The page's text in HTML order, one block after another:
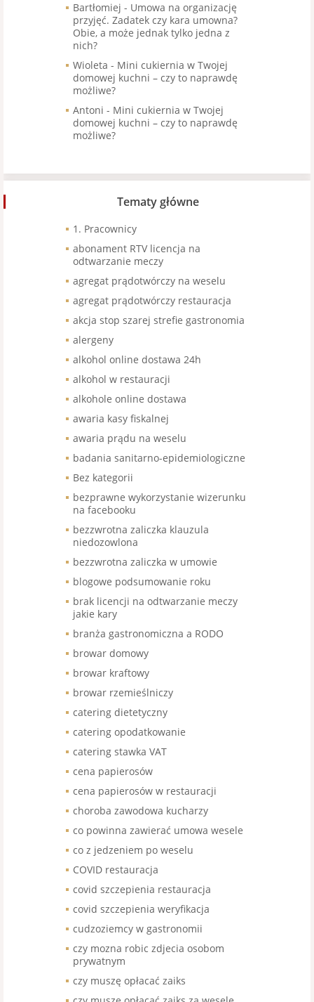
Bartłomiej - Umowa na organizację
przyjęć. Zadatek czy kara umowna?
Obie, a może jednak tylko jedna z
nich?
Wioleta - Mini cukiernia w Twojej
domowej kuchni – czy to naprawdę
możliwe?
Antoni - Mini cukiernia w Twojej
domowej kuchni – czy to naprawdę
możliwe?
Tematy główne
1. Pracownicy
abonament RTV licencja na
odtwarzanie meczy
agregat prądotwórczy na weselu
agregat prądotwórczy restauracja
akcja stop szarej strefie gastronomia
alergeny
alkohol online dostawa 24h
alkohol w restauracji
alkohole online dostawa
awaria kasy fiskalnej
awaria prądu na weselu
badania sanitarno-epidemiologiczne
Bez kategorii
bezprawne wykorzystanie wizerunku
na facebooku
bezzwrotna zaliczka klauzula
niedozowlona
bezzwrotna zaliczka w umowie
blogowe podsumowanie roku
brak licencji na odtwarzanie meczy
jakie kary
branża gastronomiczna a RODO
browar domowy
browar kraftowy
browar rzemieślniczy
catering dietetyczny
catering opodatkowanie
catering stawka VAT
cena papierosów
cena papierosów w restauracji
choroba zawodowa kucharzy
co powinna zawierać umowa wesele
co z jedzeniem po weselu
COVID restauracja
covid szczepienia restauracja
covid szczepienia weryfikacja
cudzoziemcy w gastronomii
czy mozna robic zdjecia osobom
prywatnym
czy muszę opłacać zaiks